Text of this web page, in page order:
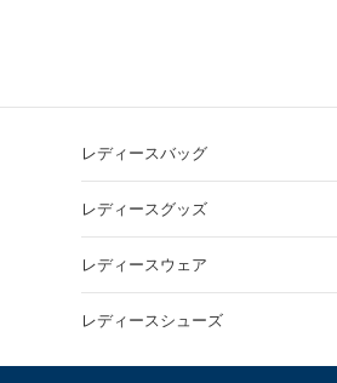
レディースバッグ
レディースグッズ
レディースウェア
レディースシューズ